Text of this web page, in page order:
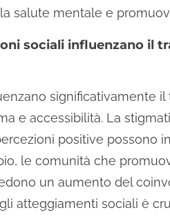
la salute mentale e
sociali influenzano il
significativamente
e accessibilità. La
positive possono
le comunità che
un aumento del
atteggiamenti sociali è